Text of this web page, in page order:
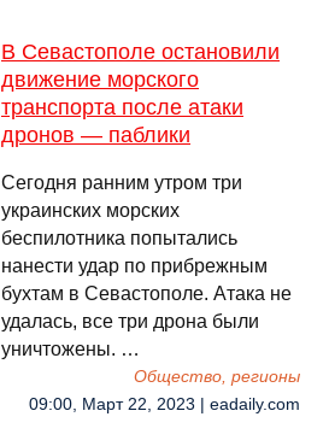
В Севастополе остановили
движение морского
транспорта после атаки
дронов — паблики
Сегодня ранним утром три
украинских морских
беспилотника попытались
нанести удар по прибрежным
бухтам в Севастополе. Атака не
удалась, все три дрона были
уничтожены. …
Общество, регионы
09:00, Март 22, 2023 | eadaily.com